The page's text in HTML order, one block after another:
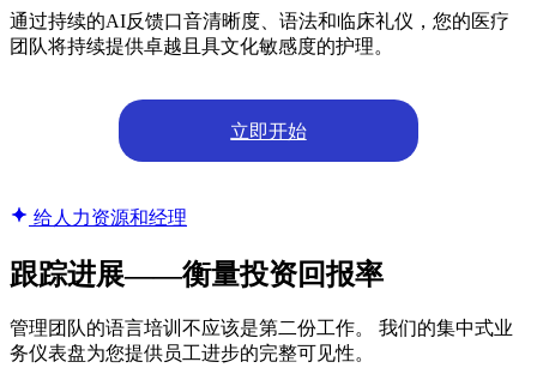
通过持续的AI反馈口音清晰度、语法和临床礼仪，您的医疗
团队将持续提供卓越且具文化敏感度的护理。
立即开始
给人力资源和经理
跟踪进展——衡量投资回报率
管理团队的语言培训不应该是第二份工作。 我们的集中式业
务仪表盘为您提供员工进步的完整可见性。